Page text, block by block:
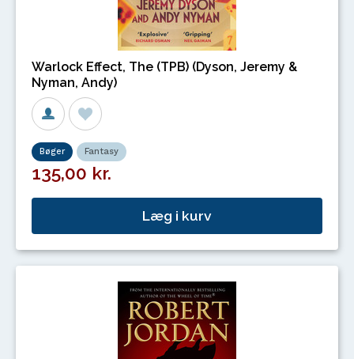
Warlock Effect, The (TPB) (Dyson, Jeremy &
Nyman, Andy)
Bøger Fantasy
135,00 kr.
Læg i kurv